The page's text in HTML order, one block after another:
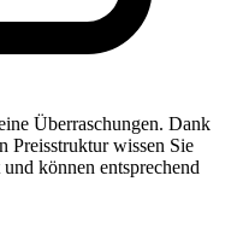
Überraschungen. Dank
Preisstruktur wissen Sie
können entsprechend